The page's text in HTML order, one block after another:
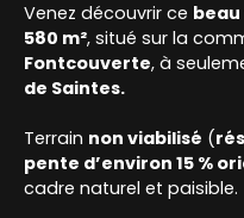
Venez découvrir ce
580 m², situé sur la
Fontcouverte, à
de Saintes.
Terrain non viabilisé (
pente d’environ 15 %
cadre naturel et paisible.